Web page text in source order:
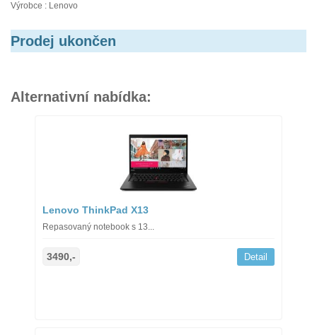
Výrobce : Lenovo
Prodej ukončen
Alternativní nabídka:
Lenovo ThinkPad X13
Repasovaný notebook s 13...
3490,- Detail